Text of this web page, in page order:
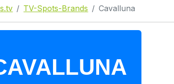
TV-Spots-Brands Cavalluna